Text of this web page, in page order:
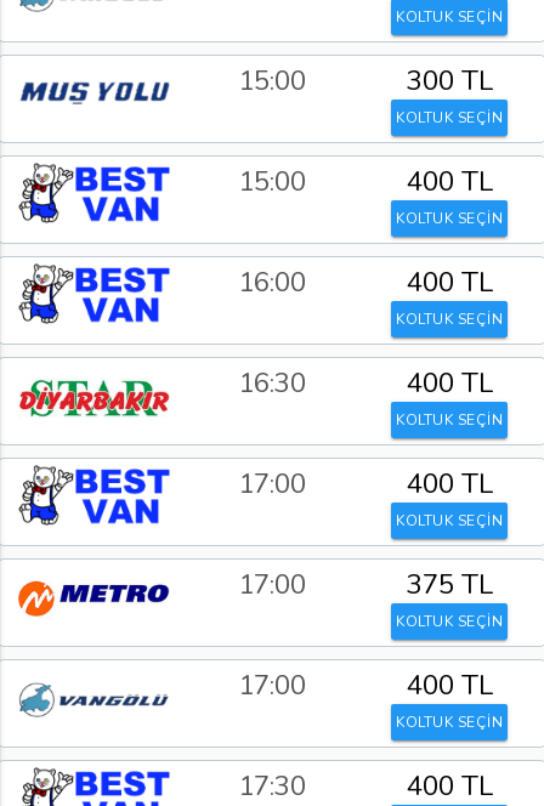
KOLTUK SEÇİN
15:00 300 TL
KOLTUK SEÇİN
15:00 400 TL
KOLTUK SEÇİN
16:00 400 TL
KOLTUK SEÇİN
16:30 400 TL
KOLTUK SEÇİN
17:00 400 TL
KOLTUK SEÇİN
17:00 375 TL
KOLTUK SEÇİN
17:00 400 TL
KOLTUK SEÇİN
17:30 400 TL